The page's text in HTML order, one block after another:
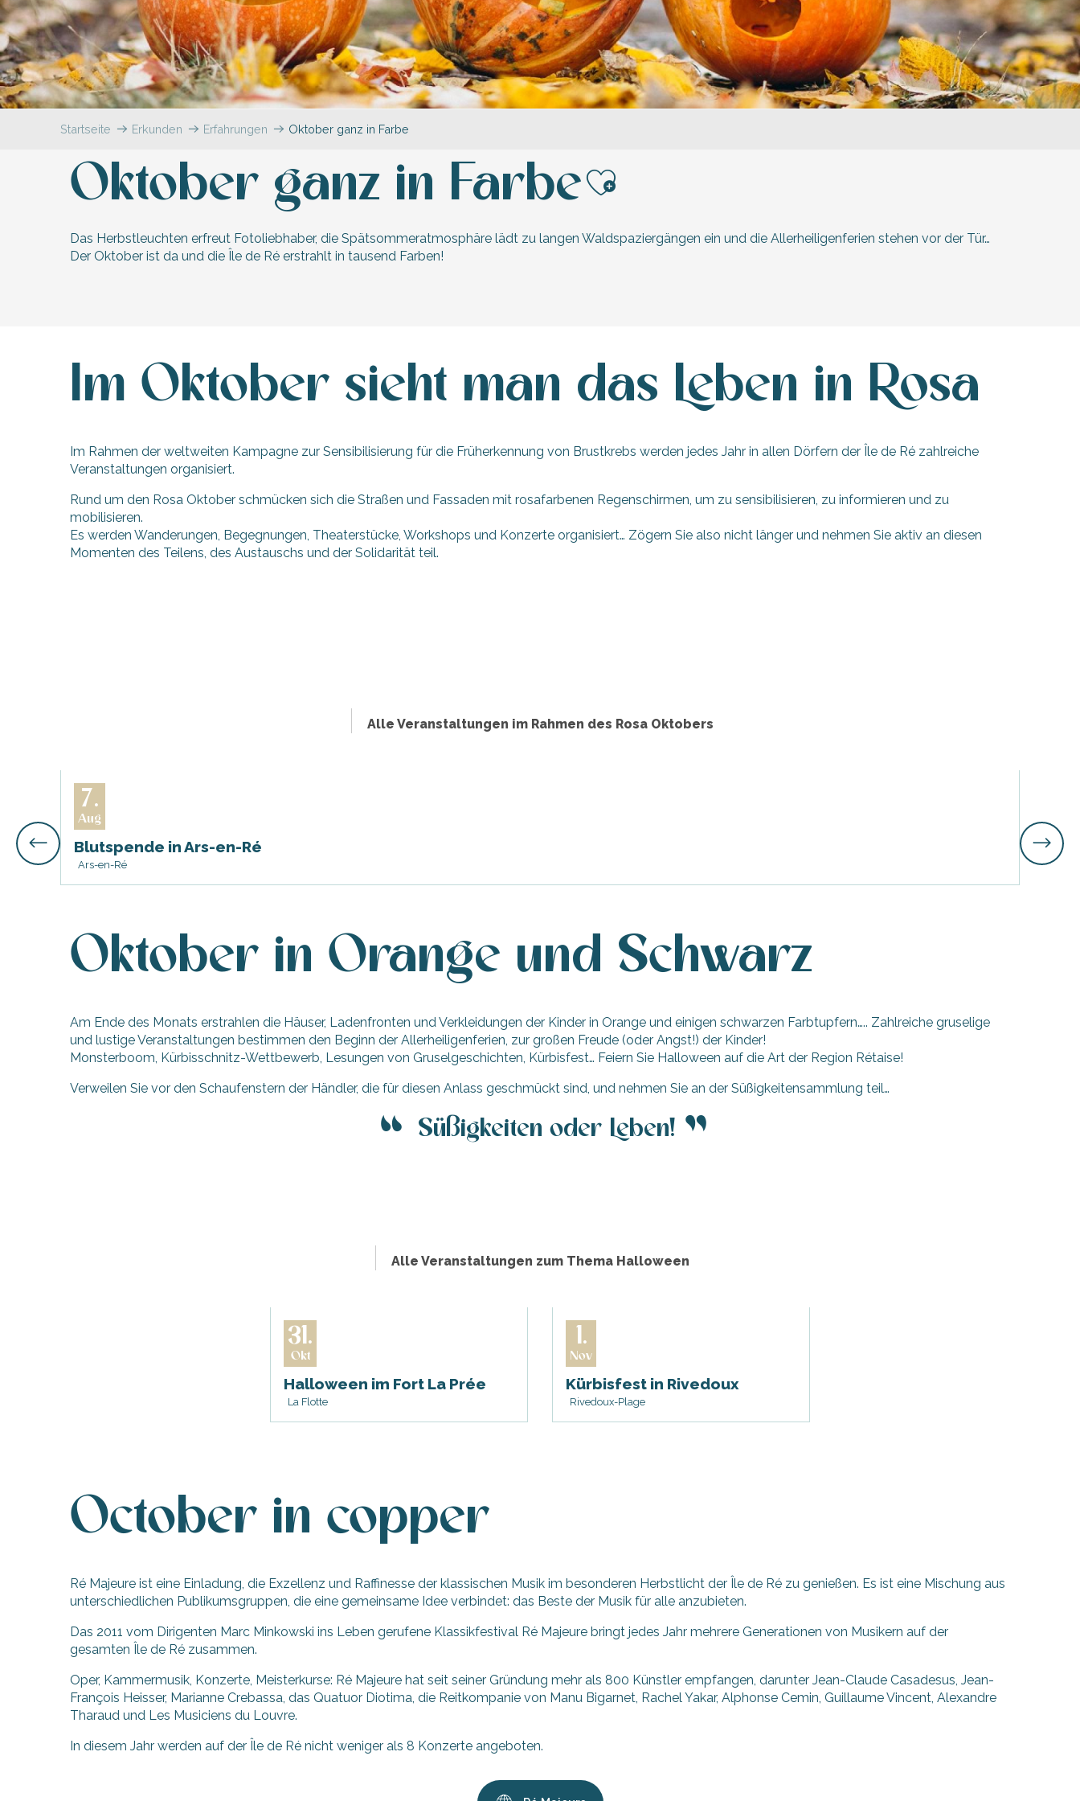
Marie-de-Ré
Startseite Erkunden Erfahrungen Oktober ganz in Farbe
Oktober ganz in Farbe
Das Herbstleuchten erfreut Fotoliebhaber, die Spätsommeratmosphäre lädt zu langen Waldspaziergängen ein und die Allerheiligenferien stehen vor der Tür…
Der Oktober ist da und die Île de Ré erstrahlt in tausend Farben!
Im Oktober sieht man das Leben in Rosa
Im Rahmen der weltweiten Kampagne zur Sensibilisierung für die Früherkennung von Brustkrebs werden jedes Jahr in allen Dörfern der Île de Ré zahlreiche
Veranstaltungen organisiert.
Rund um den Rosa Oktober schmücken sich die Straßen und Fassaden mit rosafarbenen Regenschirmen, um zu sensibilisieren, zu informieren und zu
mobilisieren.
Es werden Wanderungen, Begegnungen, Theaterstücke, Workshops und Konzerte organisiert… Zögern Sie also nicht länger und nehmen Sie aktiv an diesen
Momenten des Teilens, des Austauschs und der Solidarität teil.
Alle Veranstaltungen im Rahmen des Rosa Oktobers
7.
Aug
Blutspende in Ars-en-Ré
Ars-en-Ré Saint-
Oktober in Orange und Schwarz
Am Ende des Monats erstrahlen die Häuser, Ladenfronten und Verkleidungen der Kinder in Orange und einigen schwarzen Farbtupfern….. Zahlreiche gruselige
und lustige Veranstaltungen bestimmen den Beginn der Allerheiligenferien, zur großen Freude (oder Angst!) der Kinder!
Monsterboom, Kürbisschnitz-Wettbewerb, Lesungen von Gruselgeschichten, Kürbisfest… Feiern Sie Halloween auf die Art der Region Rétaise!
Verweilen Sie vor den Schaufenstern der Händler, die für diesen Anlass geschmückt sind, und nehmen Sie an der Süßigkeitensammlung teil…
Süßigkeiten oder Leben!
Alle Veranstaltungen zum Thema Halloween
31.
Okt
Halloween im Fort La Prée
La Flotte
1.
Nov
Kürbisfest in Rivedoux
Rivedoux-Plage
October in copper
Ré Majeure ist eine Einladung, die Exzellenz und Raffinesse der klassischen Musik im besonderen Herbstlicht der Île de Ré zu genießen. Es ist eine Mischung aus
unterschiedlichen Publikumsgruppen, die eine gemeinsame Idee verbindet: das Beste der Musik für alle anzubieten.
Das 2011 vom Dirigenten Marc Minkowski ins Leben gerufene Klassikfestival Ré Majeure bringt jedes Jahr mehrere Generationen von Musikern auf der
gesamten Île de Ré zusammen.
Oper, Kammermusik, Konzerte, Meisterkurse: Ré Majeure hat seit seiner Gründung mehr als 800 Künstler empfangen, darunter Jean-Claude Casadesus, Jean-
François Heisser, Marianne Crebassa, das Quatuor Diotima, die Reitkompanie von Manu Bigarnet, Rachel Yakar, Alphonse Cemin, Guillaume Vincent, Alexandre
Tharaud und Les Musiciens du Louvre.
In diesem Jahr werden auf der Île de Ré nicht weniger als 8 Konzerte angeboten.